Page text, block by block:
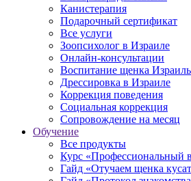
Канистерапия
Подарочный сертификат
Все услуги
Зоопсихолог в Израиле
Онлайн-консультации
Воспитание щенка Израиль
Дрессировка в Израиле
Коррекция поведения
Социальная коррекция
Сопровождение на месяц
Обучение
Все продукты
Курс «Профессиональный
Гайд «Отучаем щенка